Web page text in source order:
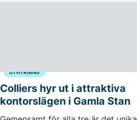
UTHYRNING
Colliers hyr ut i attraktiva
kontorslägen i Gamla Stan